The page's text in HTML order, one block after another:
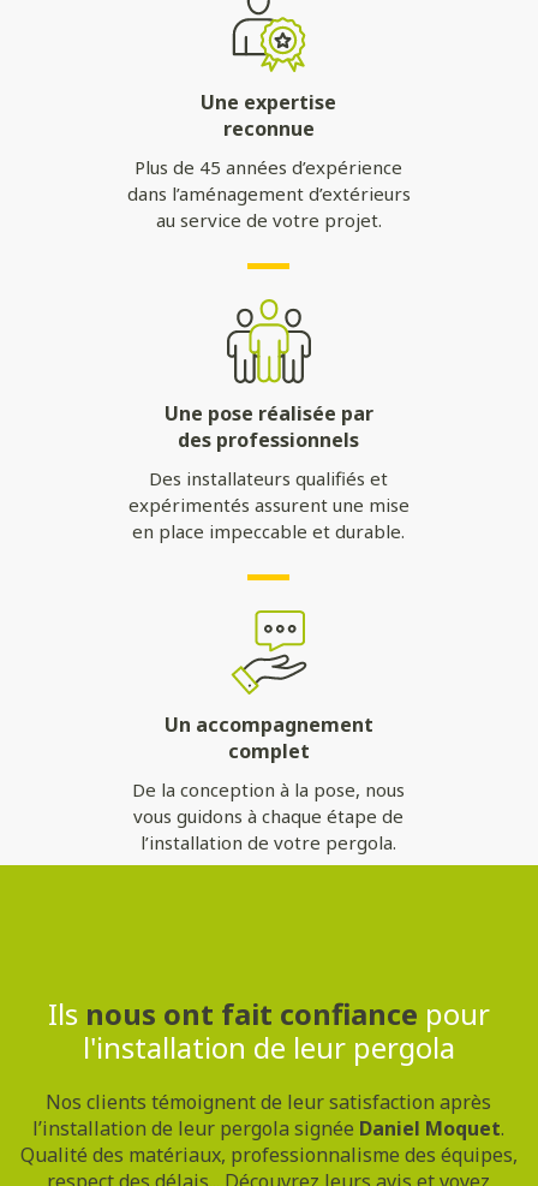
Une expertise
reconnue
Plus de 45 années d’expérience
dans l’aménagement d’extérieurs
au service de votre projet.
Une pose réalisée par
des professionnels
Des installateurs qualifiés et
expérimentés assurent une mise
en place impeccable et durable.
Un accompagnement
complet
De la conception à la pose, nous
vous guidons à chaque étape de
l’installation de votre pergola.
Ils nous ont fait confiance pour
l'installation de leur pergola
Nos clients témoignent de leur satisfaction après
l’installation de leur pergola signée Daniel Moquet.
Qualité des matériaux, professionnalisme des équipes,